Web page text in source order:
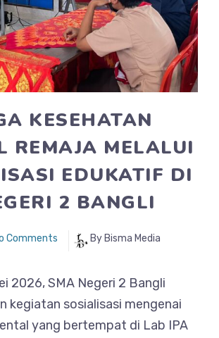
KESEHATAN
REMAJA MELALUI
EDUKATIF DI
2 BANGLI
Comments By Bisma Media
2026, SMA Negeri 2 Bangli
kegiatan sosialisasi mengenai
yang bertempat di Lab IPA